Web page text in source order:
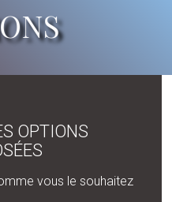
OPTIONS
vous le souhaitez